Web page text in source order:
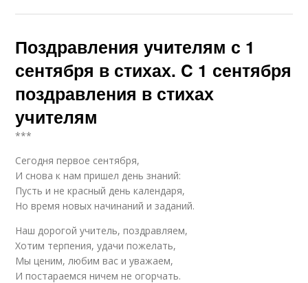
Поздравления учителям с 1
сентября в стихах. C 1 сентября
поздравления в стихах
учителям
***
Сегодня первое сентября,
И снова к нам пришел день знаний:
Пусть и не красный день календаря,
Но время новых начинаний и заданий.
Наш дорогой учитель, поздравляем,
Хотим терпения, удачи пожелать,
Мы ценим, любим вас и уважаем,
И постараемся ничем не огорчать.